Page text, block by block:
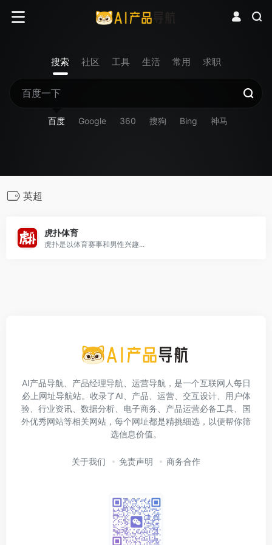
搜索 社区 工具 生活 常用 求职
百度 Google 360 搜狗 Bing 神马
英超
虎扑体育
虎扑是以体育赛事和男性兴趣...
AI产品导航、产品经理导航、运营导航，是一个互联网人每日
必上网址导航站。收录了AI、产品、运营、交互设计、用户体
验、行业资讯、数据分析、电子商务、产品运营必备工具、国
外优秀网站等相关网站，每个网址都是精挑细选，以便帮你筛
选信息价值。
关于我们 免责声明 商务合作